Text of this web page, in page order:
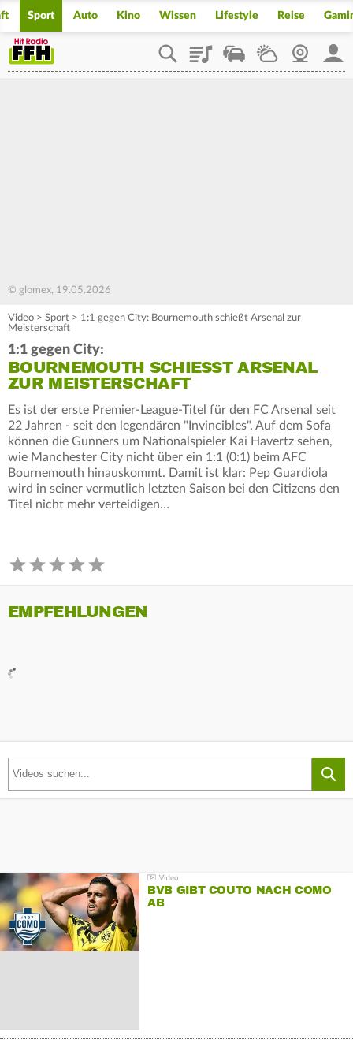
Sport Auto Kino Wissen Lifestyle Reise
PlaylistStaupilotWetterWebcam
© glomex, 19.05.2026
Video > Sport > 1:1 gegen City: Bournemouth schießt Arsenal zur
Meisterschaft
1:1 gegen City:
BOURNEMOUTH SCHIESST ARSENAL Z
UR MEISTERSCHAFT
Es ist der erste Premier-League-Titel für den FC Arsenal seit
22 Jahren - seit den legendären "Invincibles". Auf dem Sofa
können die Gunners um Nationalspieler Kai Havertz sehen,
wie Manchester City nicht über ein 1:1 (0:1) beim AFC
Bournemouth hinauskommt. Damit ist klar: Pep Guardiola
wird in seiner vermutlich letzten Saison bei den Citizens den
Titel nicht mehr verteidigen…
EMPFEHLUNGEN
BVB GIBT COUTO NACH COMO
AB